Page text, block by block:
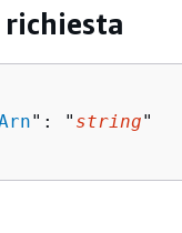
": " string"